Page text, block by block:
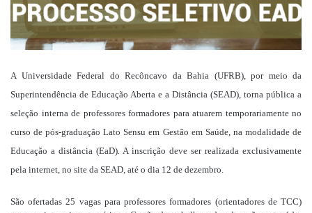
A Universidade Federal do Recôncavo da Bahia (UFRB), por meio da
Superintendência de Educação Aberta e a Distância (SEAD), torna pública a
seleção interna de professores formadores para atuarem temporariamente no
curso de pós-graduação Lato Sensu em Gestão em Saúde, na modalidade de
Educação a distância (EaD). A inscrição deve ser realizada exclusivamente
pela internet, no site da SEAD, até o dia 12 de dezembro.
São ofertadas 25 vagas para professores formadores (orientadores de TCC)